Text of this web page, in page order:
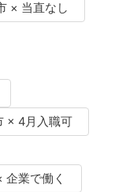
× 当直なし
× 4月入職可
企業で働く